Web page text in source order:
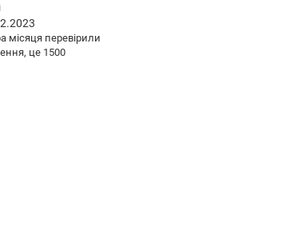
місяця перевірили
це 1500